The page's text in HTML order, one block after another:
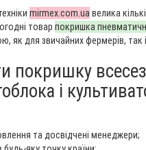
mirmex.com.ua велика
товар покришка
для звичайних фермерів, так
покришку
і
та досвідчені менеджери;